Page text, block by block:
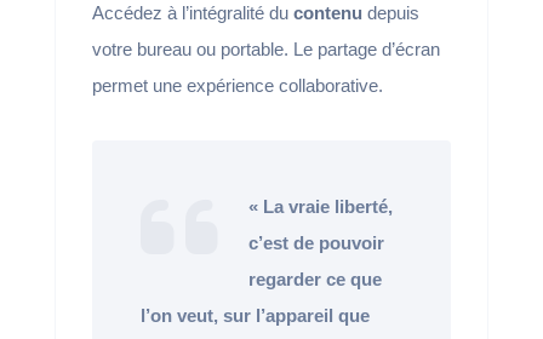
Accédez à l’intégralité du contenu depuis
votre bureau ou portable. Le partage d’écran
permet une expérience collaborative.
« La vraie liberté,
c’est de pouvoir
regarder ce que
l’on veut, sur l’appareil que